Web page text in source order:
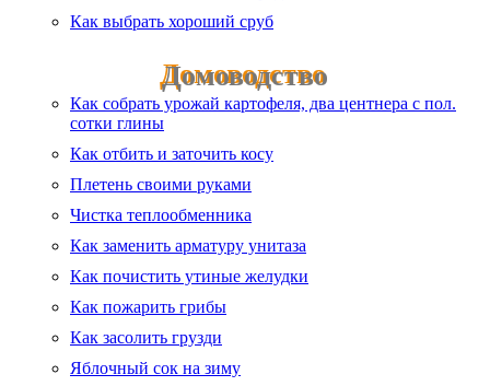
Как выбрать хороший сруб
Домоводство
Как собрать урожай картофеля, два центнера с пол.
сотки глины
Как отбить и заточить косу
Плетень своими руками
Чистка теплообменника
Как заменить арматуру унитаза
Как почистить утиные желудки
Как пожарить грибы
Как засолить грузди
Яблочный сок на зиму